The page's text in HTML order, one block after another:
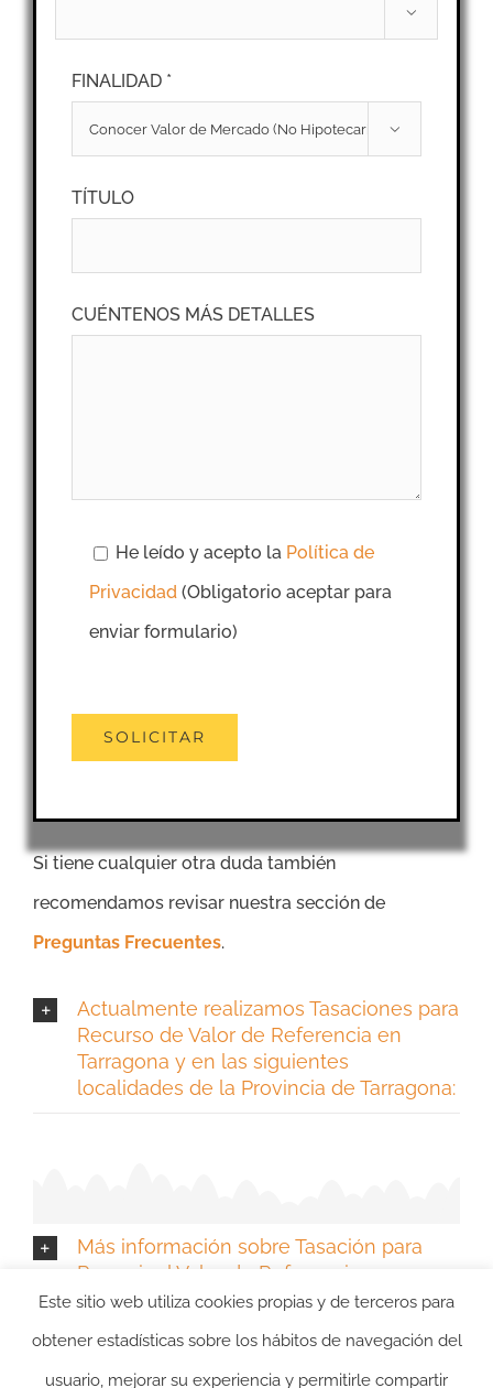

FINALIDAD *

TÍTULO
CUÉNTENOS MÁS DETALLES
He leído y acepto la Política de
Privacidad (Obligatorio aceptar para
enviar formulario)
Si tiene cualquier otra duda también
recomendamos revisar nuestra sección de
Preguntas Frecuentes.
Actualmente realizamos Tasaciones para
Recurso de Valor de Referencia en
Tarragona y en las siguientes
localidades de la Provincia de Tarragona:
Más información sobre Tasación para
Recurrir el Valor de Referencia en
Tarragona
Este sitio web utiliza cookies propias y de terceros para
obtener estadísticas sobre los hábitos de navegación del
usuario, mejorar su experiencia y permitirle compartir